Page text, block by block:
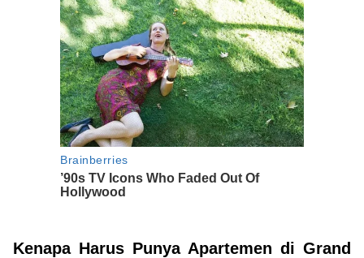
Kenapa Harus Punya Apartemen di Grand